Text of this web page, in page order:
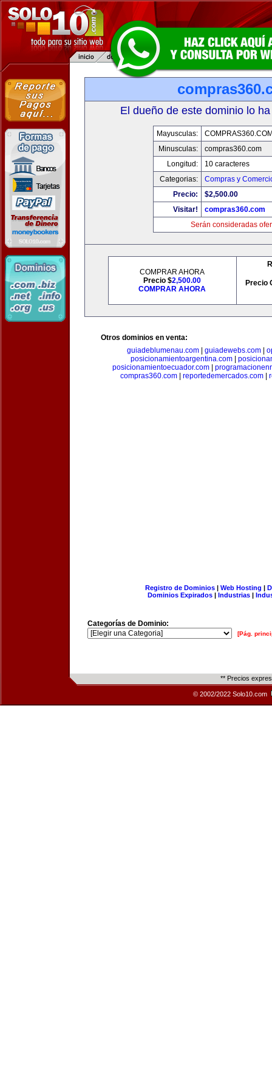
El dueño de este dominio lo
Mayusculas:
Minusculas:
compras360.com
Longitud:
10 caracteres
Categorias:
Compras y
Precio:
$2,500.00
Visitar!
compras360.com
Serán consideradas
COMPRAR AHORA
Precio $2,500.00
COMPRAR AHORA
Precio
Otros dominios en venta:
guiadeblumenau.com| guiadewebs.com|
posicionamientoargentina.com|
posicionamientoecuador.com
compras360.com
reportedemercados.com
Registro de Dominios| Web Hosting |
Dominios Expirados | Industrias |
Categorías de Dominio:
[Pág.
** Precios
© 2002/2022 Solo10.com